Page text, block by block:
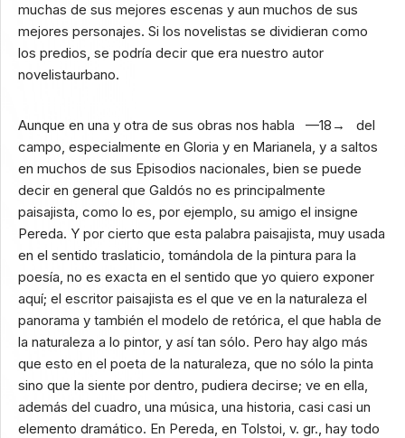
muchas de sus mejores escenas y aun muchos de sus
mejores personajes. Si los novelistas se dividieran como
los predios, se podría decir que era nuestro autor
novelistaurbano.
Aunque en una y otra de sus obras nos habla —18→ del
campo, especialmente en Gloria y en Marianela, y a saltos
en muchos de sus Episodios nacionales, bien se puede
decir en general que Galdós no es principalmente
paisajista, como lo es, por ejemplo, su amigo el insigne
Pereda. Y por cierto que esta palabra paisajista, muy usada
en el sentido traslaticio, tomándola de la pintura para la
poesía, no es exacta en el sentido que yo quiero exponer
aquí; el escritor paisajista es el que ve en la naturaleza el
panorama y también el modelo de retórica, el que habla de
la naturaleza a lo pintor, y así tan sólo. Pero hay algo más
que esto en el poeta de la naturaleza, que no sólo la pinta
sino que la siente por dentro, pudiera decirse; ve en ella,
además del cuadro, una música, una historia, casi casi un
elemento dramático. En Pereda, en Tolstoi, v. gr., hay todo